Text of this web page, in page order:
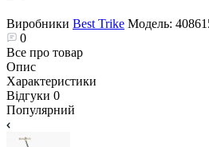
Виробники Best Trike Модель:
0
Все про товар
Опис
Характеристики
Відгуки 0
Популярний